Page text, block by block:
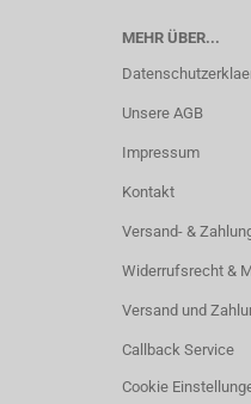
MEHR ÜBER...
Unsere AGB
Impressum
Kontakt
Versand- &
Widerrufsrecht &
Versand und
Callback Service
Cookie